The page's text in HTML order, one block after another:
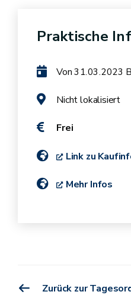
Zurück zur
Praktische
Von31.03.2023
Nicht lokalisiert
Frei
Link zu
Mehr Infos